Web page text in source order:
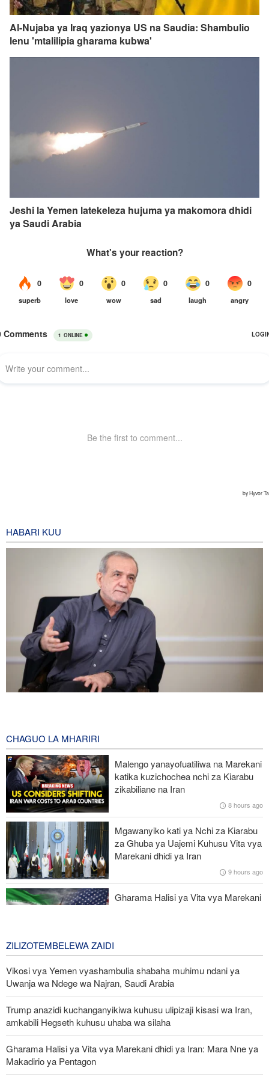
Al-Nujaba ya Iraq yazionya US na Saudia: Shambulio
lenu 'mtalilipia gharama kubwa'
Jeshi la Yemen latekeleza hujuma ya makomora dhidi
ya Saudi Arabia
HABARI KUU
IRGC: Watu 8 wenye silaha wenye mfungamano na makundi ya
kigaidi watiwa nguvuni kusini-mashariki mwa Iran
Ripoti: Mashambulio ya Marekani yaliua na kujeruhi mamia ya
raia Yemen mwaka jana; Washington inaficha idadi kamili ya
wahanga
Raia zaidi ya 300 waliotekwa nyara Nigeria waokolewa katika
operesheni kubwa
Mbu vamizi azua hofu ya malaria kote barani Afrika
CHAGUO LA MHARIRI
Malengo yanayofuatiliwa na Marekani
katika kuzichochea nchi za Kiarabu
zikabiliane na Iran
8 hours ago
Mgawanyiko kati ya Nchi za Kiarabu
za Ghuba ya Uajemi Kuhusu Vita vya
Marekani dhidi ya Iran
9 hours ago
Gharama Halisi ya Vita vya Marekani
ZILIZOTEMBELEWA ZAIDI
Vikosi vya Yemen vyashambulia shabaha muhimu ndani ya
Uwanja wa Ndege wa Najran, Saudi Arabia
Trump anazidi kuchanganyikiwa kuhusu ulipizaji kisasi wa Iran,
amkabili Hegseth kuhusu uhaba wa silaha
Gharama Halisi ya Vita vya Marekani dhidi ya Iran: Mara Nne ya
Makadirio ya Pentagon